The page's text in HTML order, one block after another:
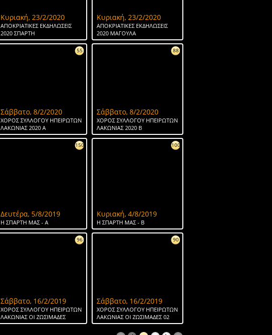
Κυριακή, 23/2/2020
ΑΠΟΚΡΙΑΤΙΚΕΣ ΕΚΔΗΛΩΣΕΙΣ
2020 ΣΠΑΡΤΗ
Κυριακή, 23/2/2020
ΑΠΟΚΡΙΑΤΙΚΕΣ ΕΚΔΗΛΩΣΕΙΣ
2020 ΜΑΓΟΥΛΑ
55
Σάββατο, 8/2/2020
ΧΟΡΟΣ ΣΥΛΛΟΓΟΥ ΗΠΕΙΡΩΤΩΝ
ΛΑΚΩΝΙΑΣ 2020 Α
88
Σάββατο, 8/2/2020
ΧΟΡΟΣ ΣΥΛΛΟΓΟΥ ΗΠΕΙΡΩΤΩΝ
ΛΑΚΩΝΙΑΣ 2020 Β
150
Δευτέρα, 5/8/2019
H ΣΠΑΡΤΗ ΜΑΣ - Α
100
Κυριακή, 4/8/2019
H ΣΠΑΡΤΗ ΜΑΣ - Β
96
Σάββατο, 16/2/2019
ΧΟΡΟΣ ΣΥΛΛΟΓΟΥ ΗΠΕΙΡΩΤΩΝ
ΛΑΚΩΝΙΑΣ ΟΙ ΖΩΣΙΜΑΔΕΣ
90
Σάββατο, 16/2/2019
ΧΟΡΟΣ ΣΥΛΛΟΓΟΥ ΗΠΕΙΡΩΤΩΝ
ΛΑΚΩΝΙΑΣ ΟΙ ΖΩΣΙΜΑΔΕΣ 02